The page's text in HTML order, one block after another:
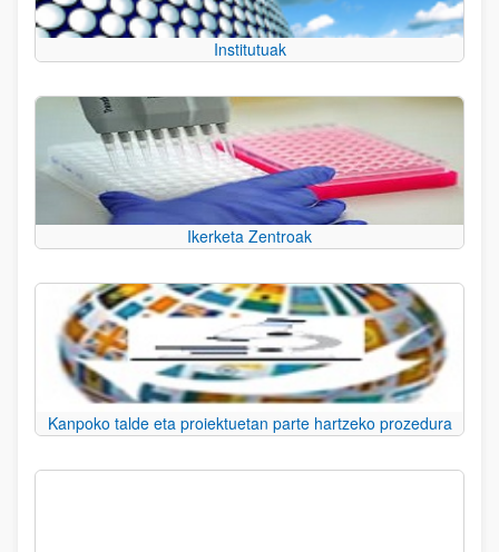
Institutuak
Ikerketa Zentroak
Kanpoko talde eta proiektuetan parte hartzeko prozedura